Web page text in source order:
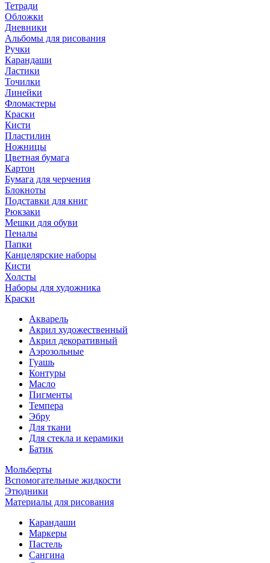
Тетради
Обложки
Дневники
Альбомы для рисования
Ручки
Карандаши
Ластики
Точилки
Линейки
Фломастеры
Краски
Кисти
Пластилин
Ножницы
Цветная бумага
Картон
Бумага для черчения
Блокноты
Подставки для книг
Рюкзаки
Мешки для обуви
Пеналы
Папки
Канцелярские наборы
Кисти
Холсты
Наборы для художника
Краски
Акварель
Акрил художественный
Акрил декоративный
Аэрозольные
Гуашь
Контуры
Масло
Пигменты
Темпера
Эбру
Для ткани
Для стекла и керамики
Батик
Мольберты
Вспомогательные жидкости
Этюдники
Материалы для рисования
Карандаши
Маркеры
Пастель
Сангина